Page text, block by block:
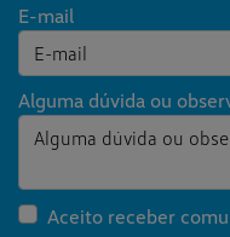
E-mail
Alguma dúvida ou
Aceito receber